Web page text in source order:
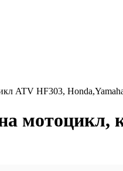
ATV HF303,
мотоцикл,